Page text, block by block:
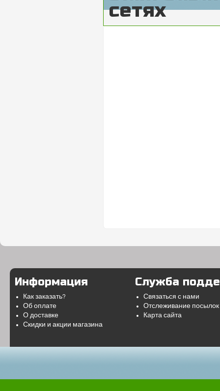
сетях
Информация
Как заказать?
Об оплате
О доставке
Скидки и акции магазина
Служба
Связаться с нами
Отслеживание посылок
Карта сайта